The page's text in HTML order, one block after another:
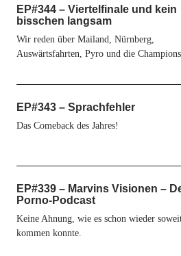
EP#344 – Viertelfinale und kein
bisschen langsam
Wir reden über Mailand, Nürnberg,
Auswärtsfahrten, Pyro und die
EP#343 – Sprachfehler
Das Comeback des Jahres!
EP#339 – Marvins Visionen –
Porno-Podcast
Keine Ahnung, wie es schon wieder
kommen konnte.